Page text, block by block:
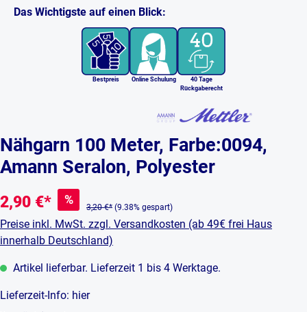
Das Wichtigste auf einen Blick:
Bestpreis Online Schulung
40 Tage
Rückgaberecht
Nähgarn 100 Meter, Farbe:0094,
Amann Seralon, Polyester
2,90 €* %
3,20 €* (9.38% gespart)
Preise inkl. MwSt. zzgl. Versandkosten (ab 49€ frei Haus
innerhalb Deutschland)
Artikel lieferbar. Lieferzeit 1 bis 4 Werktage.
Lieferzeit-Info: hier